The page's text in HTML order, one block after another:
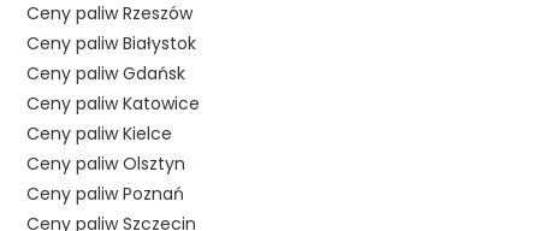
Ceny paliw Rzeszów
Ceny paliw Białystok
Ceny paliw Gdańsk
Ceny paliw Katowice
Ceny paliw Kielce
Ceny paliw Olsztyn
Ceny paliw Poznań
Ceny paliw Szczecin